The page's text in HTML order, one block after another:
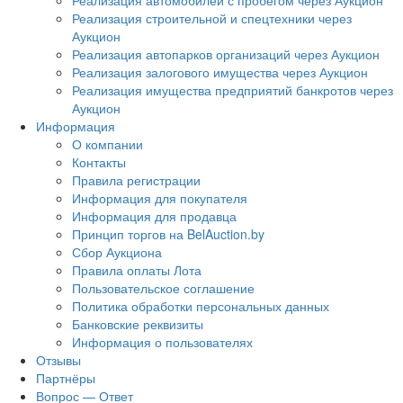
Реализация строительной и спецтехники через
Аукцион
Реализация автопарков организаций через Аукцион
Реализация залогового имущества через Аукцион
Реализация имущества предприятий банкротов через
Аукцион
Информация
О компании
Контакты
Правила регистрации
Информация для покупателя
Информация для продавца
Принцип торгов на BelAuction.by
Сбор Аукциона
Правила оплаты Лота
Пользовательское соглашение
Политика обработки персональных данных
Банковские реквизиты
Информация о пользователях
Отзывы
Партнёры
Вопрос — Ответ